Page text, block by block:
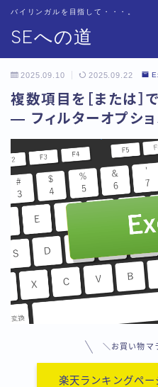
SEへの道
バイリンガルを目指して・・・。
お問い合わせ
テクニカル
トップページ
プライバシーポリシー
プロフィール
基本
書籍紹介
用語集
用語集-あ行
用語集-か行
用語集-さ行
用語集-た行
用語集-な行
用語集-は行
用語集-ま行
用語集-や行・わ
2025.09.10 2025.09.22
複数項目を［または］
― フィルターオプシ
＼お買い物マ
楽天ランキングペ